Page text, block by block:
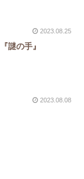
2023.08.25
謎の手』
2023.08.08